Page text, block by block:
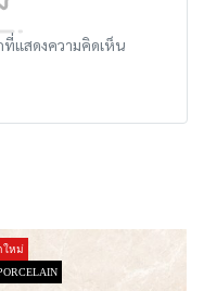
แสดงความคิดเห็น
ใหม่